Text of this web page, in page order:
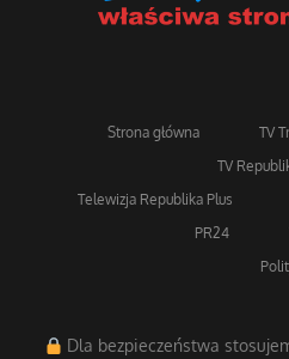
Strona główna TV
TV
Telewizja Republika Plus
PR24
Dla bezpieczeństwa